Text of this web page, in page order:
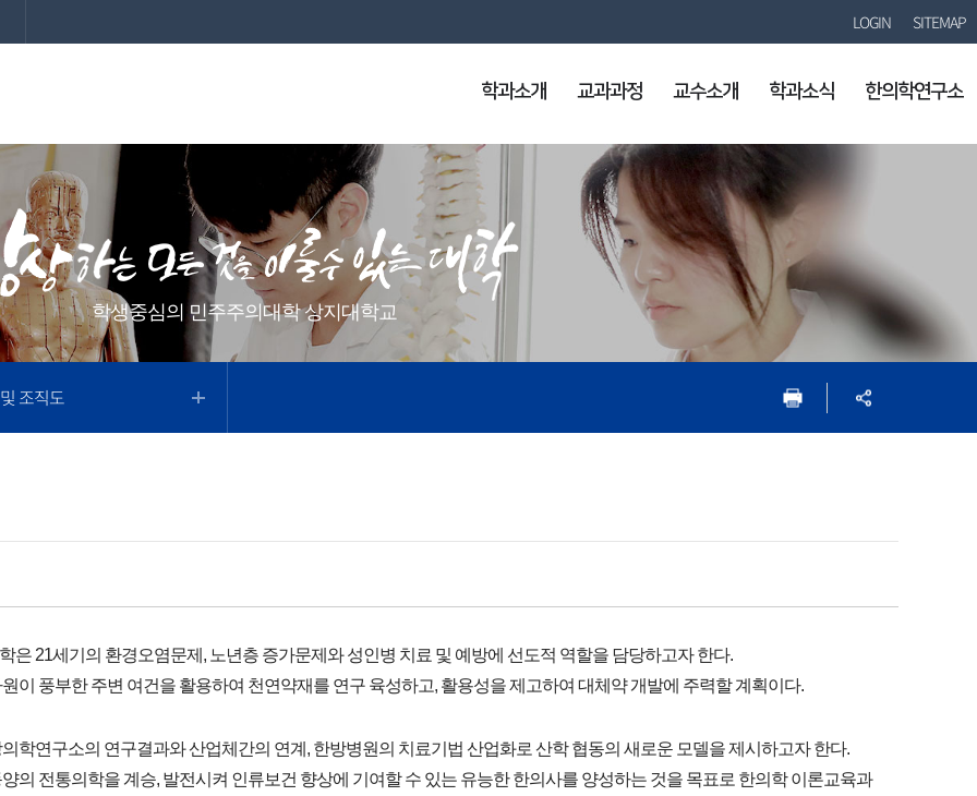
LOGIN SITEMAP
학과소개 교과과정 교수소개 학과소식 한의학연구소
학생중심의 민주주의대학 상지대학교
조직도
은 21세기의 환경오염문제, 노년층 증가문제와 성인병 치료 및 예방에 선도적 역할을 담당하고자 한다.
이 풍부한 주변 여건을 활용하여 천연약재를 연구 육성하고, 활용성을 제고하여 대체약 개발에 주력할 계획이다.
학연구소의 연구결과와 산업체간의 연계, 한방병원의 치료기법 산업화로 산학 협동의 새로운 모델을 제시하고자 한다.
의 전통의학을 계승, 발전시켜 인류보건 향상에 기여할 수 있는 유능한 한의사를 양성하는 것을 목표로 한의학 이론교육과